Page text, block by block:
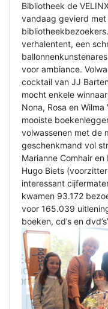
Bibliotheek de
vandaag gevierd
verhalentent, een
voor ambiance.
cocktail van JJ
mocht enkele
Nona, Rosa en
mooiste
volwassenen met de
geschenkmand vol
Marianne Comhair
Hugo Biets
interessant
kwamen 93.172
voor 165.039
boeken, cd’s en